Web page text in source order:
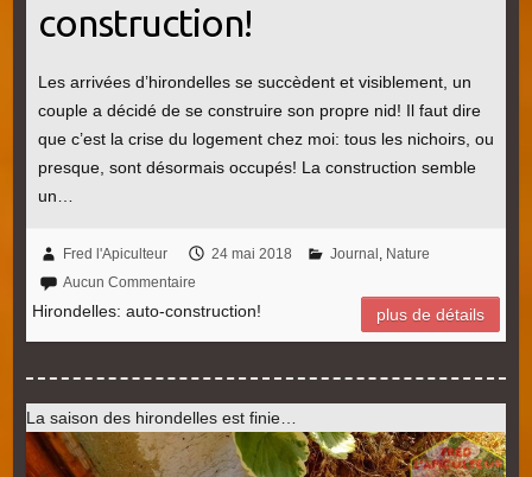
construction!
Les arrivées d’hirondelles se succèdent et visiblement, un
couple a décidé de se construire son propre nid! Il faut dire
que c’est la crise du logement chez moi: tous les nichoirs, ou
presque, sont désormais occupés! La construction semble
un…
Fred l'Apiculteur 24 mai 2018 Journal , Nature
Aucun Commentaire
Hirondelles: auto-construction! plus de détails
La saison des hirondelles est finie…